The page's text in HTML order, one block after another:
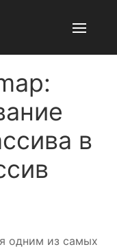
в
одним из самых